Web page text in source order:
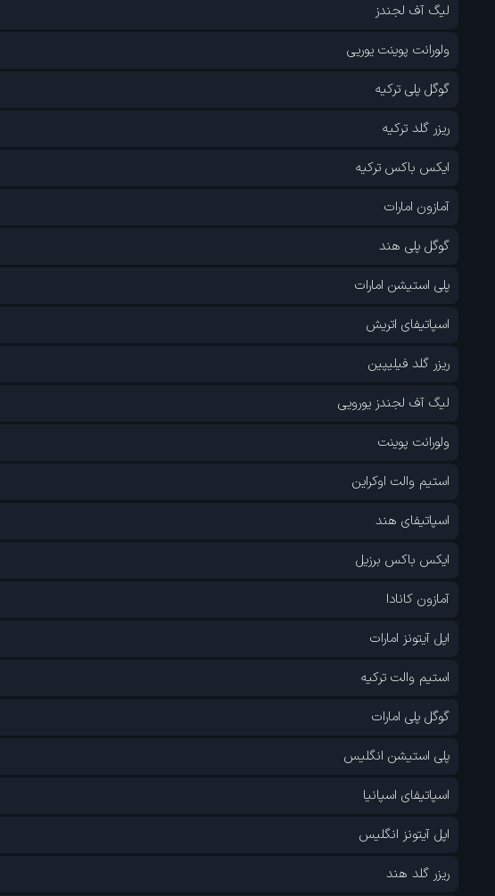
لیگ آف لجندز
ولورانت پوینت یوریی
گوگل پلی ترکیه
ریزر گلد ترکیه
ایکس باکس ترکیه
آمازون امارات
گوگل پلی هند
پلی استیشن امارات
اسپاتیفای اتریش
ریزر گلد فیلیپین
لیگ آف لجندز یورویی
ولورانت پوینت
استیم والت اوکراین
اسپاتیفای هند
ایکس باکس برزیل
آمازون کانادا
اپل آیتونز امارات
استیم والت ترکیه
گوگل پلی امارات
پلی استیشن انگلیس
اسپاتیفای اسپانیا
اپل آیتونز انگلیس
ریزر گلد هند